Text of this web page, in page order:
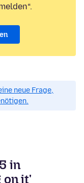
neue Frage,
in
on it'